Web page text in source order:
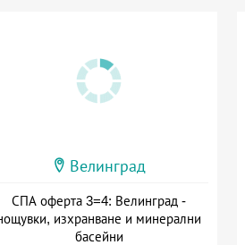
Велинград
СПА оферта 3=4: Велинград -
изхранване и минерални
басейни